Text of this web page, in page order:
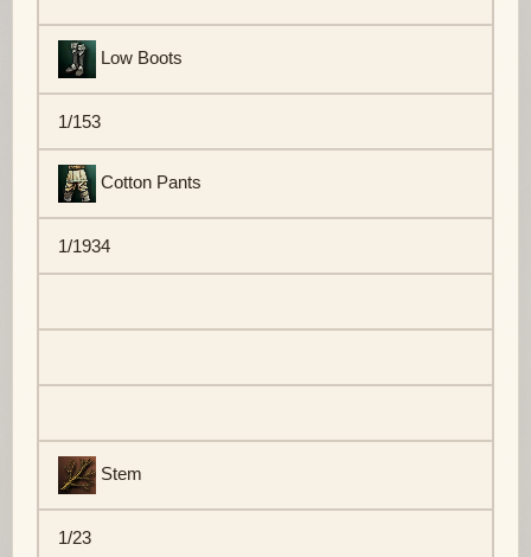
Low Boots
1/153
Cotton Pants
1/1934
Stem
1/23